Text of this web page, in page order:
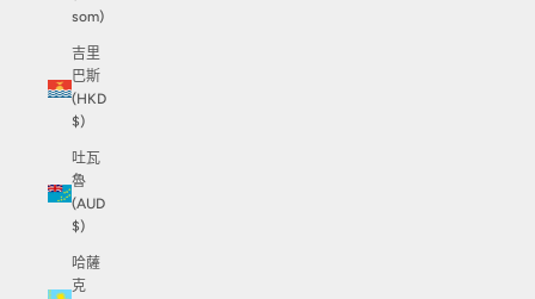
som)
吉里
巴斯
(HKD
$)
吐瓦
魯
(AUD
$)
哈薩
克